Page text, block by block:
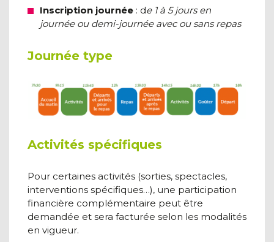
Inscription journée : de 1 à 5 jours en
journée ou demi-journée avec ou sans repas
Journée type
Activités spécifiques
Pour certaines activités (sorties, spectacles,
interventions spécifiques…), une participation
financière complémentaire peut être
demandée et sera facturée selon les modalités
en vigueur.